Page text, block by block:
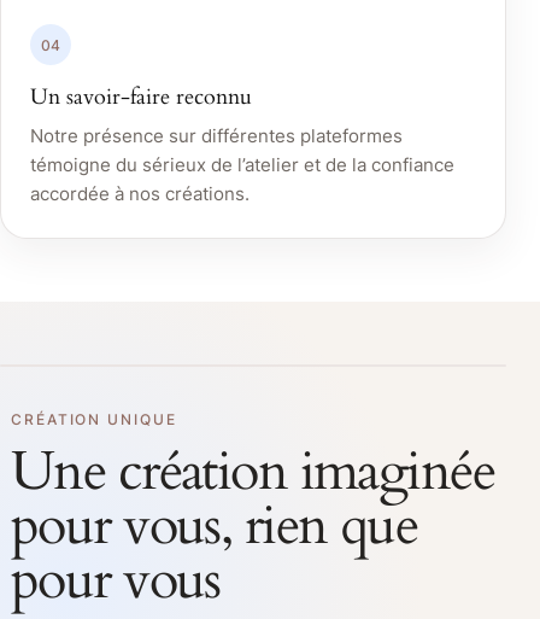
04
Un savoir-faire reconnu
Notre présence sur différentes plateformes
témoigne du sérieux de l’atelier et de la confiance
accordée à nos créations.
CRÉATION UNIQUE
Une création imaginée
pour vous, rien que
pour vous